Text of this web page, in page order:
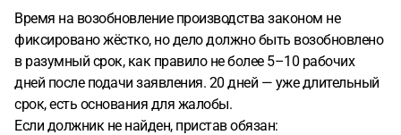
Время на возобновление производства законом не
фиксировано жёстко, но дело должно быть возобновлено
в разумный срок, как правило не более 5–10 рабочих
дней после подачи заявления. 20 дней — уже длительный
срок, есть основания для жалобы.
Если должник не найден, пристав обязан: